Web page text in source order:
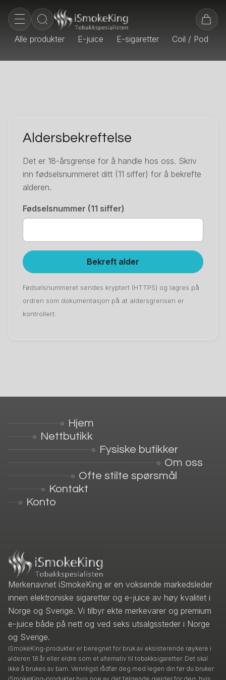
Alle produkter E-juice E-sigaretter Coil / Pod
Aldersbekreftelse
Det er 18-årsgrense for å handle hos oss. Skriv
inn fødselsnummeret ditt (11 siffer) for å bekrefte
alderen.
Fødselsnummer (11 siffer)
Bekreft alder
Fødselsnummeret sendes kryptert (HTTPS) og lagres på
ordren som dokumentasjon på at aldersgrensen er
kontrollert.
Hjem
Nettbutikk
Fysiske butikker
Om oss
Ofte stilte spørsmål
Kontakt
Konto
Merkenavnet iSmokeKing er en voksende markedsleder
innen elektroniske sigaretter og e-juice av høy kvalitet i
Norge og Sverige. Vi tilbyr ekte merkevarer og premium
e-juice både på nett og ved seks utsalgssteder i Norge
og Sverige.
iSmokeKing-produkter er beregnet for bruk av eksisterende røykere i
alderen 18 år eller eldre som et alternativ til tobakksigaretter. Det skal
ikke å brukes av barn. Vennligst rådfør deg med legen din før du bruker